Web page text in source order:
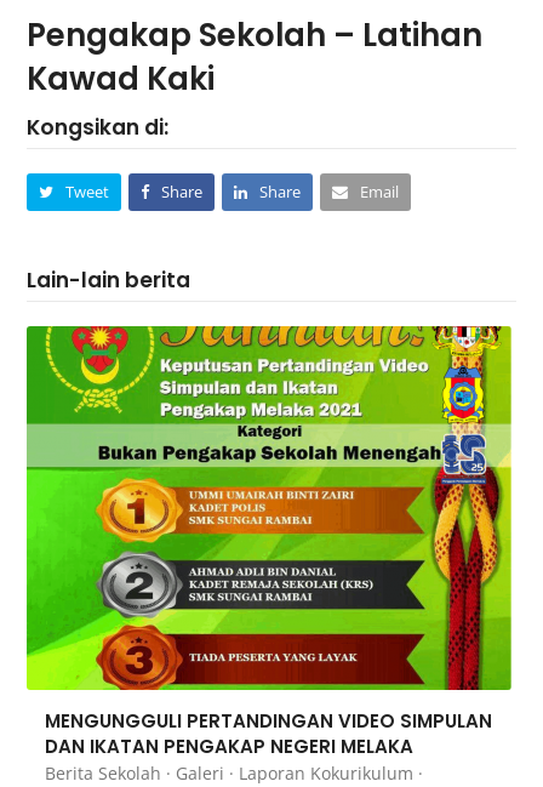
Pengakap Sekolah – Latihan
Kawad Kaki
Kongsikan di:
Tweet Share Share Email
Lain-lain berita
MENGUNGGULI PERTANDINGAN VIDEO SIMPULAN
DAN IKATAN PENGAKAP NEGERI MELAKA
Berita Sekolah · Galeri · Laporan Kokurikulum ·